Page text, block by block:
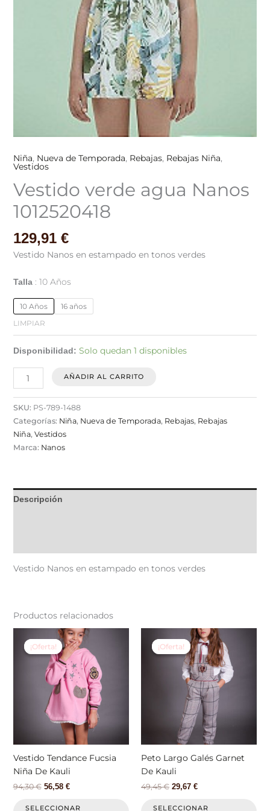
Niña, Nueva de Temporada, Rebajas, Rebajas Niña,
Vestidos
Vestido verde agua Nanos
1012520418
129,91 €
Vestido Nanos en estampado en tonos verdes
Talla 10 Años
10 Años
16 años
LIMPIAR
Disponibilidad: Solo quedan 1 disponibles
AÑADIR AL CARRITO
SKU: PS-789-1488
Categorías: Niña, Nueva de Temporada, Rebajas, Rebajas
Niña, Vestidos
Marca: Nanos
Descripción
Vestido Nanos en estampado en tonos verdes
Productos relacionados
¡Oferta!
¡Oferta!
Vestido Tendance Fucsia
Niña De Kauli
94,30€
precio
original
era:
94,30 €.
56,58 €
El
precio
actual
es:
56,58 €.
SELECCIONAR
producto
elegir
página
¡Oferta!
¡Oferta!
Peto Largo Galés Garnet
De Kauli
49,45€
precio
original
era:
49,45 €.
29,67 €
El
precio
actual
es:
29,67 €.
SELECCIONAR